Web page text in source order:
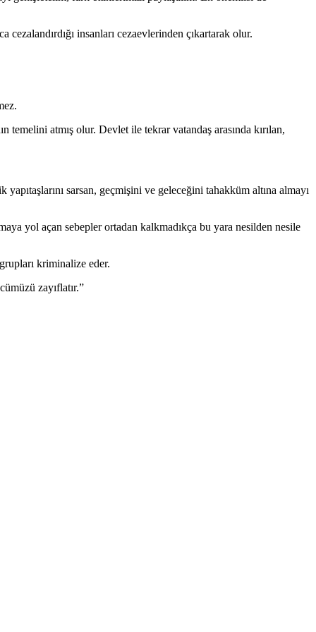
insanları cezaevlerinden çıkartarak olur.
atmış olur. Devlet ile tekrar vatandaş arasında kırılan,
sarsan, geçmişini ve geleceğini tahakküm altına almayı
yol açan sebepler ortadan kalkmadıkça bu yara nesilden nesile
kriminalize eder.
zayıflatır.”